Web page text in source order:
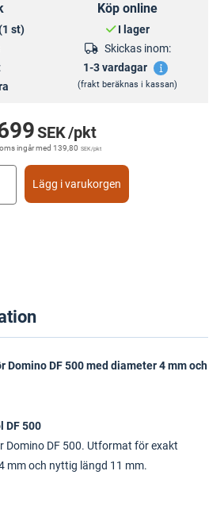
st)
Köp online
I lager
Skickas inom:
1-3 vardagar
(frakt beräknas i kassan)
SEK/pkt
ingår med 139,80 SEK/pkt
Lägg i varukorgen
Domino DF 500 med diameter 4 mm och
DF 500
Domino DF 500. Utformat för exakt
mm och nyttig längd 11 mm.